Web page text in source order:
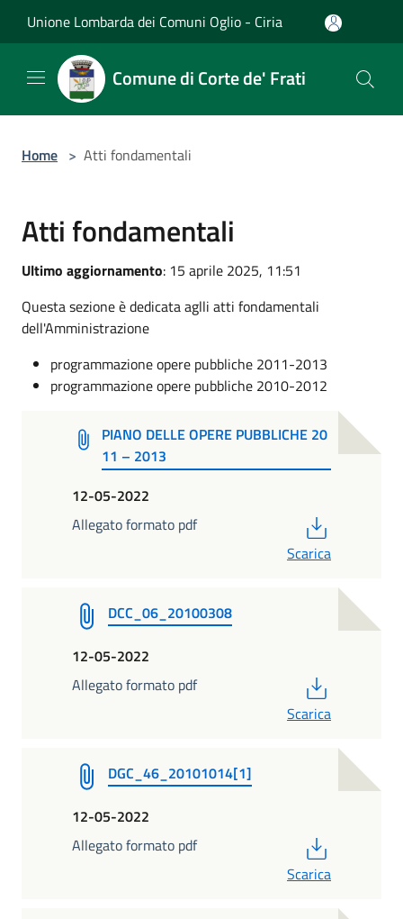
Unione Lombarda dei Comuni Oglio - Ciria
Comune di Corte de' Frati
Home > Atti fondamentali
Atti fondamentali
Ultimo aggiornamento: 15 aprile 2025, 11:51
Questa sezione è dedicata aglli atti fondamentali
dell'Amministrazione
programmazione opere pubbliche 2011-2013
programmazione opere pubbliche 2010-2012
PIANO DELLE OPERE PUBBLICHE 20
11 – 2013
12-05-2022
Allegato formato pdf
Scarica
DCC_06_20100308
12-05-2022
Allegato formato pdf
Scarica
DGC_46_20101014[1]
12-05-2022
Allegato formato pdf
Scarica